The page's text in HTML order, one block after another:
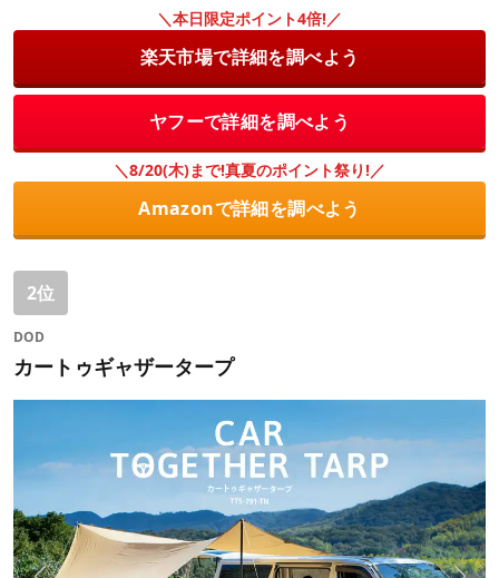
＼本日限定ポイント4倍!／
楽天市場で詳細を調べよう
ヤフーで詳細を調べよう
＼8/20(木)まで!真夏のポイント祭り!／
Amazonで詳細を調べよう
2位
DOD
カートゥギャザータープ